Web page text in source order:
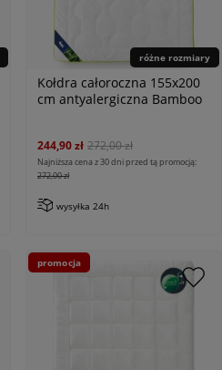
różne rozmiary
Kołdra całoroczna 155x200
cm antyalergiczna Bamboo
244,90 zł 272,00 zł
Najniższa cena z 30 dni przed tą promocją:
272,00 zł
wysyłka 24h
promocja